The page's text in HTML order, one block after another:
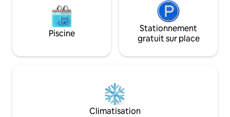
Ustensiles de cuisine de base,
distributeur d'eau chaude et froide,
réfrigérateur, lave-linge, four à micro-
à vapeur, extincteur, sèche-cheveux,
une fête ou une réunion, n'hésitez pas à
nous le faire savoir à l'avance, des frais
supplémentaires seront facturés. ⏰
Piscine
Stationnement
gratuit sur place
Climatisation